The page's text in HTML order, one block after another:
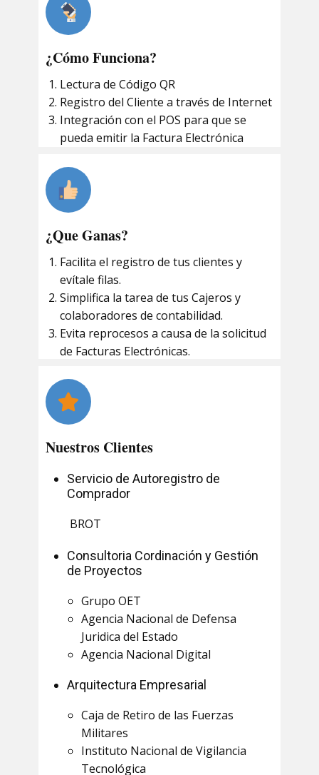
¿Cómo Funciona?
Lectura de Código QR
Registro del Cliente a través de Internet
Integración con el POS para que se
pueda emitir la Factura Electrónica
¿Que Ganas?
Facilita el registro de tus clientes y
evítale filas.
Simplifica la tarea de tus Cajeros y
colaboradores de contabilidad.
Evita reprocesos a causa de la solicitud
de Facturas Electrónicas.
Nuestros Clientes
Servicio de Autoregistro de
Comprador
BROT
Consultoria Cordinación y Gestión
de Proyectos
Grupo OET
Agencia Nacional de Defensa
Juridica del Estado
Agencia Nacional Digital
Arquitectura Empresarial
Caja de Retiro de las Fuerzas
Militares
Instituto Nacional de Vigilancia
Tecnológica